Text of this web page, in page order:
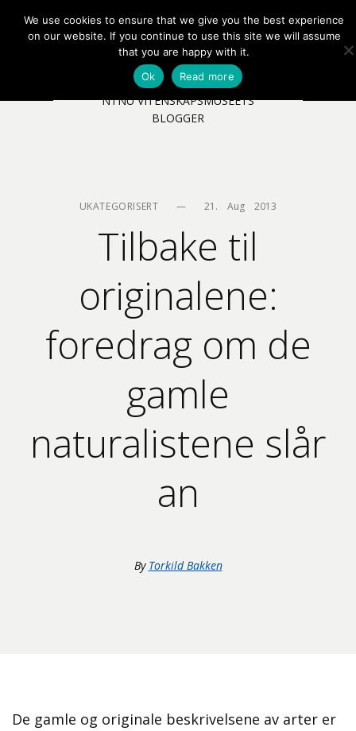
MENY EN NB
NTNU VITENSKAPSMUSEETS
BLOGGER
UKATEGORISERT — 21.    Aug    2013
Tilbake til
originalene:
foredrag om de
gamle
naturalistene slår
an
By Torkild Bakken
De gamle og originale beskrivelsene av arter er
We use cookies to ensure that we give you the best experience
on our website. If you continue to use this site we will assume
that you are happy with it.
Ok
Read more